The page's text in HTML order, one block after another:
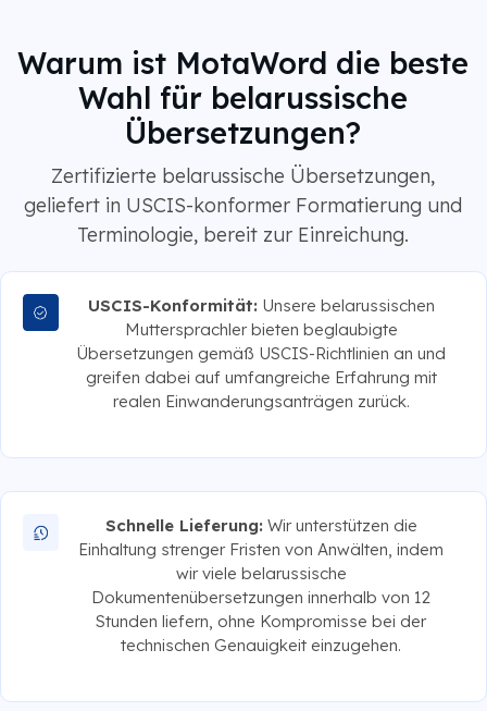
Warum ist MotaWord die beste
Wahl für belarussische
Übersetzungen?
Zertifizierte belarussische Übersetzungen,
geliefert in USCIS-konformer Formatierung und
Terminologie, bereit zur Einreichung.
USCIS-Konformität: Unsere belarussischen
Muttersprachler bieten beglaubigte
Übersetzungen gemäß USCIS-Richtlinien an und
greifen dabei auf umfangreiche Erfahrung mit
realen Einwanderungsanträgen zurück.
Schnelle Lieferung: Wir unterstützen die
Einhaltung strenger Fristen von Anwälten, indem
wir viele belarussische
Dokumentenübersetzungen innerhalb von 12
Stunden liefern, ohne Kompromisse bei der
technischen Genauigkeit einzugehen.